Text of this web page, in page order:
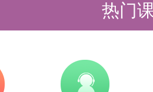
述各项纸质申请
含）之前寄至或送
院）202办公室。
热门